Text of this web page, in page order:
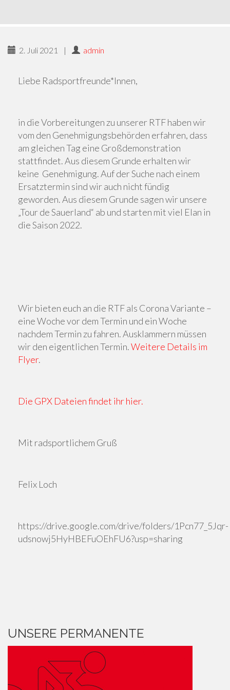
2. Juli 2021 | admin
Liebe Radsportfreunde*Innen,
in die Vorbereitungen zu unserer RTF haben wir
vom den Genehmigungsbehörden erfahren, dass
am gleichen Tag eine Großdemonstration
stattfindet. Aus diesem Grunde erhalten wir
keine Genehmigung. Auf der Suche nach einem
Ersatztermin sind wir auch nicht fündig
geworden. Aus diesem Grunde sagen wir unsere
„Tour de Sauerland“ ab und starten mit viel Elan in
die Saison 2022.
Wir bieten euch an die RTF als Corona Variante –
eine Woche vor dem Termin und ein Woche
nachdem Termin zu fahren. Ausklammern müssen
wir den eigentlichen Termin.Weitere Details im
Flyer.
Die GPX Dateien findet ihr hier.
Mit radsportlichem Gruß
Felix Loch
https://drive.google.com/drive/folders/1Pcn77_5Jqr-
udsnowj5HyHBEFuOEhFU6?usp=sharing
UNSERE PERMANENTE